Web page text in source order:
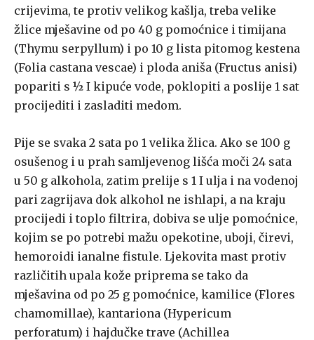
crijevima, te protiv velikog kašlja, treba velike
žlice mješavine od po 40 g pomoćnice i timijana
(Thymu serpyllum) i po 10 g lista pitomog kestena
(Folia castana vescae) i ploda aniša (Fructus anisi)
popariti s ½ I kipuće vode, poklopiti a poslije 1 sat
procijediti i zasladiti medom.
Pije se svaka 2 sata po 1 velika žlica. Ako se 100 g
osušenog i u prah samljevenog lišća moči 24 sata
u 50 g alkohola, zatim prelije s 1 I ulja i na vodenoj
pari zagrijava dok alkohol ne ishlapi, a na kraju
procijedi i toplo filtrira, dobiva se ulje pomoćnice,
kojim se po potrebi mažu opekotine, uboji, čirevi,
hemoroidi ianalne fistule. Ljekovita mast protiv
različitih upala kože priprema se tako da
mješavina od po 25 g pomoćnice, kamilice (Flores
chamomillae), kantariona (Hypericum
perforatum) i hajdučke trave (Achillea